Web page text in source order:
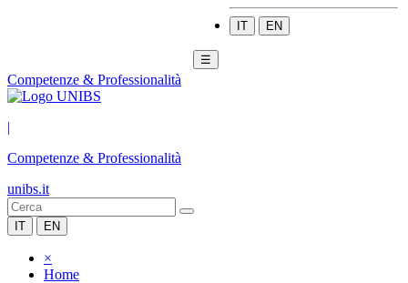
IT EN
☰
Competenze & Professionalità
|
Competenze & Professionalità
unibs.it
IT EN
×
Home